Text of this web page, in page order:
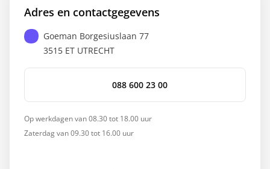
Adres en contactgegevens
Goeman Borgesiuslaan 77
3515 ET UTRECHT
088 600 23 00
Op werkdagen van 08.30 tot 18.00 uur
Zaterdag van 09.30 tot 16.00 uur